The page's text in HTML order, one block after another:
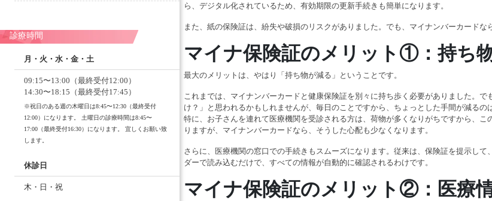
診療時間
月・火・水・金・土
09:15〜13:00（最終受付12:00）
14:30〜18:15（最終受付17:45）
※祝日のある週の木曜日は8:45〜12:30（最終受付
12:00）になります。 土曜日の診療時間は8:45〜
17:00（最終受付16:30）になります。 宜しくお願い致
します。
休診日
木・日・祝
ら、デジタル化されているため、有効期限の更新手続きも簡単になります。
また、紙の保険証は、紛失や破損のリスクがありました。でも、マイナンバーカード
マイナ保険証のメリット①：持ち
最大のメリットは、やはり「持ち物が減る」ということです。
これまでは、マイナンバーカードと健康保険証を別々に持ち歩く必要がありました。
け？」と思われるかもしれませんが、毎日のことですから、ちょっとした手間が減るの
特に、お子さんを連れて医療機関を受診される方は、荷物が多くなりがちですから、
りますが、マイナンバーカードなら、そうした心配も少なくなります。
さらに、医療機関の窓口での手続きもスムーズになります。従来は、保険証を提示し
ダーで読み込むだけで、すべての情報が自動的に確認されるわけです。
マイナ保険証のメリット②：医療